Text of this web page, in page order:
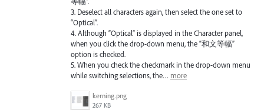
3. Deselect all characters again, then select the one set to
“Optical”.
4. Although “Optical” is displayed in the Character panel,
when you click the drop-down menu, the “和文等幅”
option is checked.
5. When you check the checkmark in the drop-down menu
while switching selections, the… more
kerning.png
267 KB